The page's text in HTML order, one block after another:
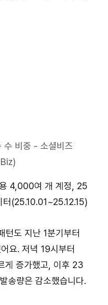
수 비중 - 소셜비즈
4,000여 개 계정, 25
터(25.10.01~25.12.15)
턴도 지난 1분기부터
요. 저녁 19시부터
게 증가했고, 이후 23
송량은 감소했습니다.